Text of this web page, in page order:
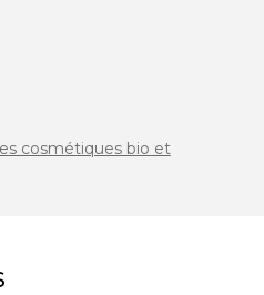
cosmétiques bio et